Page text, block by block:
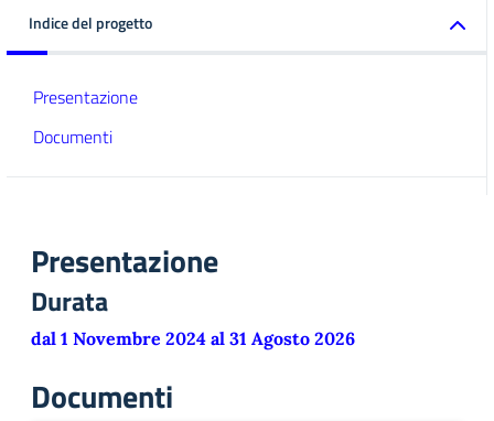
Indice del progetto
Presentazione
Documenti
Presentazione
Durata
dal 1 Novembre 2024 al 31 Agosto 2026
Documenti